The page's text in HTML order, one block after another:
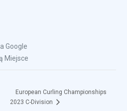
Google
Miejsce
European Curling Championships
2023 C-Division